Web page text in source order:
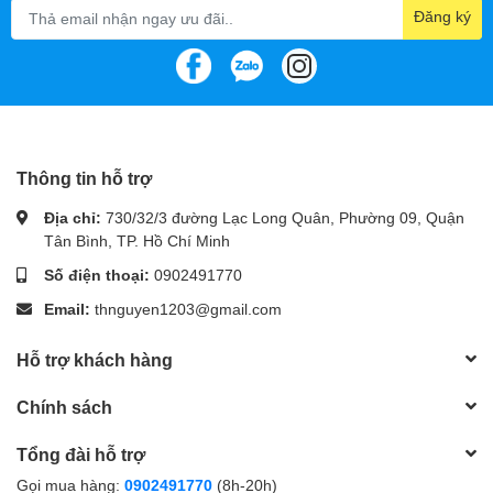
bao giờ hết.
Hoạt động êm ái, phù hợp mọi
nhu cầu
trong môi trường làm việc hay giải trí. Điều này đặc biệt
phù hợp cho người dùng yêu cầu sự yên tĩnh nhưng vẫn
cần hiệu suất cao.
Đăng ký
Thông tin hỗ trợ
Địa chỉ: 730/32/3 đường Lạc Long Quân, Phường 09, Quận
Tân Bình, TP. Hồ Chí Minh
Số điện thoại: 0902491770
Email: thnguyen1203@gmail.com
Hỗ trợ khách hàng
Chính sách
Tổng đài hỗ trợ
Gọi mua hàng: 0902491770 (8h-20h)